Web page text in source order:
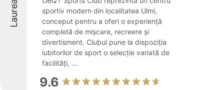
Laureați
sportiv modern din localitatea Ulmi,
conceput pentru a oferi o experiență
completă de mișcare, recreere și
divertisment. Clubul pune la dispoziția
iubitorilor de sport o selecție variată de
facilități, ...
9.6